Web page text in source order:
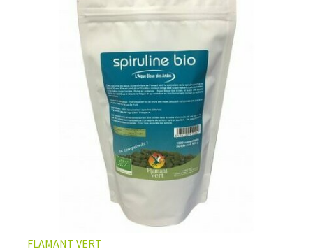
FLAMANT VERT